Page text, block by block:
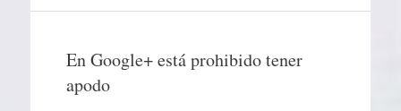
En Google+ está prohibido tener
apodo